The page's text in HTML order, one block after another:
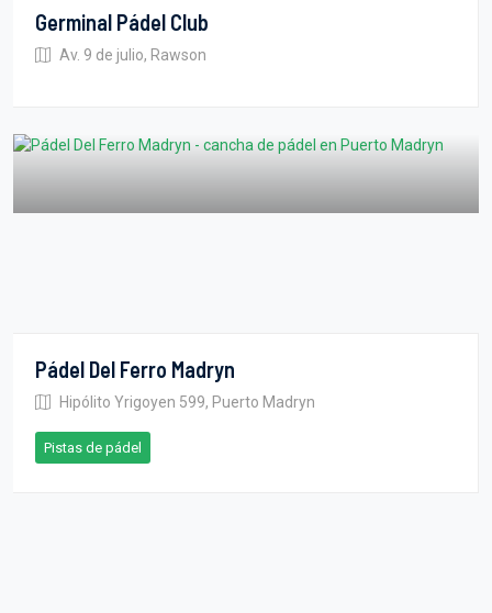
Germinal Pádel Club
Av. 9 de julio, Rawson
Pádel Del Ferro Madryn
Hipólito Yrigoyen 599, Puerto Madryn
Pistas de pádel